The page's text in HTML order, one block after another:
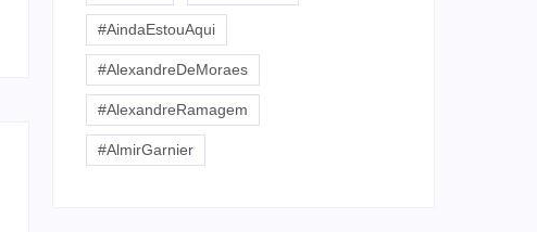
#AindaEstouAqui
#AlexandreDeMoraes
#AlexandreRamagem
#AlmirGarnier